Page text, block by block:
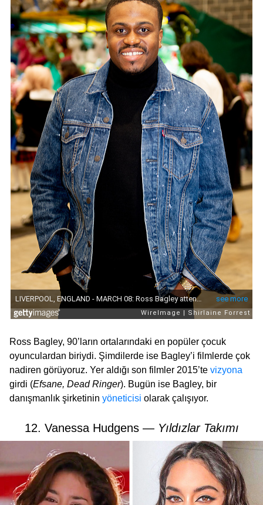
Ross Bagley, 90’ların ortalarındaki en popüler çocuk
oyunculardan biriydi. Şimdilerde ise Bagley’i filmlerde çok
nadiren görüyoruz. Yer aldığı son filmler 2015’te vizyona
girdi (Efsane, Dead Ringer). Bugün ise Bagley, bir
danışmanlık şirketinin yöneticisi olarak çalışıyor.
12. Vanessa Hudgens —Yıldızlar Takımı